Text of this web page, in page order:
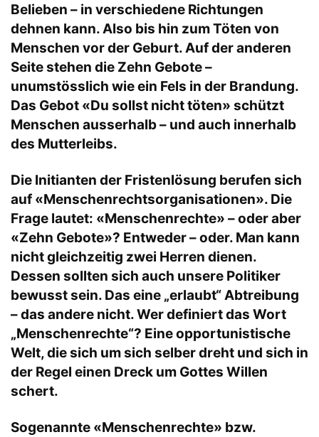
Belieben – in verschiedene Richtungen
dehnen kann. Also bis hin zum Töten von
Menschen vor der Geburt. Auf der anderen
Seite stehen die Zehn Gebote –
unumstösslich wie ein Fels in der Brandung.
Das Gebot «Du sollst nicht töten» schützt
Menschen ausserhalb – und auch innerhalb
des Mutterleibs.
Die Initianten der Fristenlösung berufen sich
auf «Menschenrechtsorganisationen». Die
Frage lautet: «Menschenrechte» – oder aber
«Zehn Gebote»? Entweder – oder. Man kann
nicht gleichzeitig zwei Herren dienen.
Dessen sollten sich auch unsere Politiker
bewusst sein. Das eine „erlaubt“ Abtreibung
– das andere nicht. Wer definiert das Wort
„Menschenrechte“? Eine opportunistische
Welt, die sich um sich selber dreht und sich in
der Regel einen Dreck um Gottes Willen
schert.
Sogenannte «Menschenrechte» bzw.